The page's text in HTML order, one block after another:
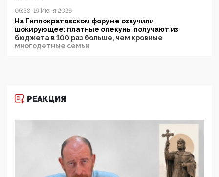
06:38, 19 Июня 2026
На Гиппократовском форуме озвучили
шокирующее: платные опекуны получают из
бюджета в 100 раз больше, чем кровные
многодетные семьи
11:53, 09 Июня 2026
деятельность ИИТО ЮНЕСКО в России, но
цифроглобалисты продолжают определять
повестку в образовании
09:43, 01 Июня 2026
5G за счет здоровья граждан: Минцифры намерено
отобрать у регионов и муниципалитетов право
РЕАКЦИЯ